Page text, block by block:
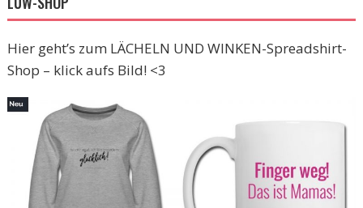
Hier geht’s zum LÄCHELN UND WINKEN-Spreadshirt-
Shop – klick aufs Bild! <3